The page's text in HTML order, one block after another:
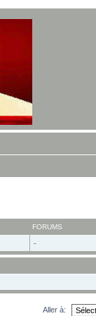
FORUMS
-
Aller à: